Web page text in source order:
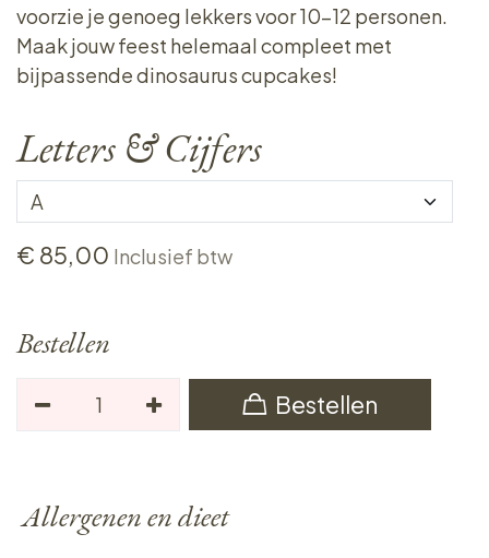
voorzie je genoeg lekkers voor 10-12 personen.
Maak jouw feest helemaal compleet met
bijpassende dinosaurus cupcakes!
Letters & Cijfers
€ 85,00 Inclusief btw
Bestellen
Bestellen
Allergenen en dieet